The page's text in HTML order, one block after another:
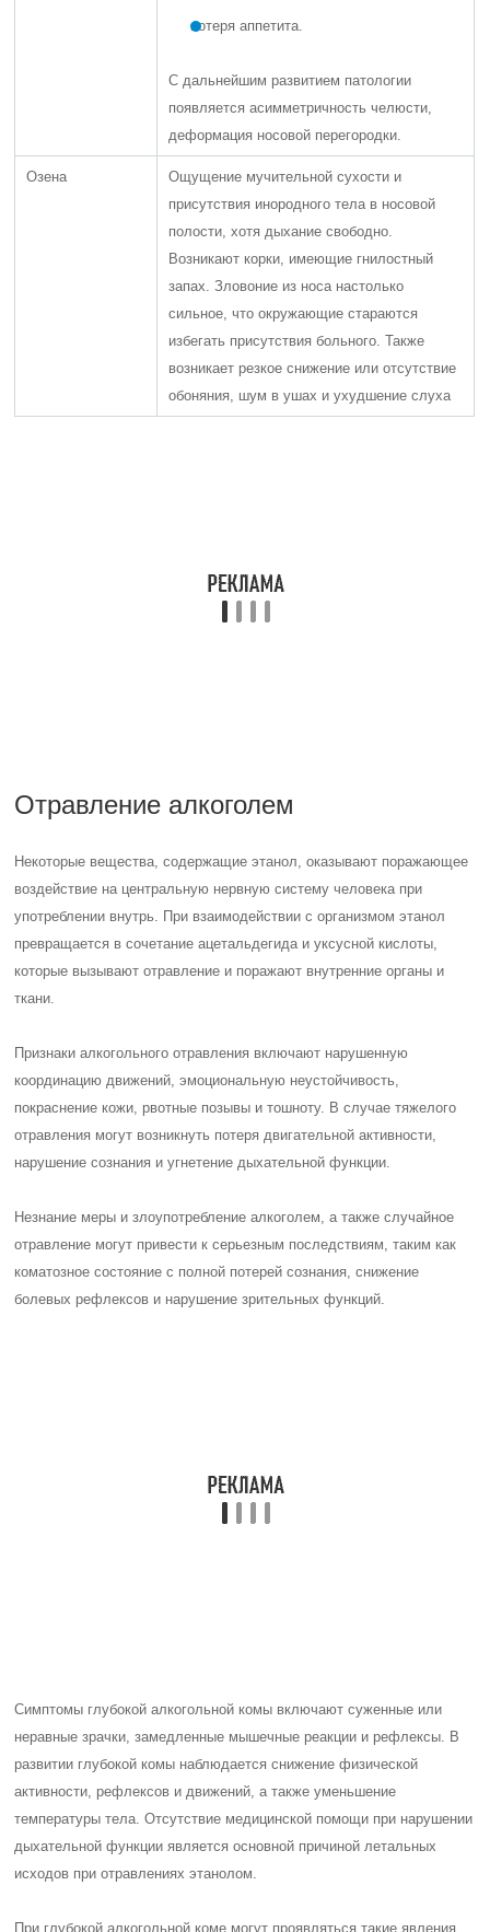
потеря аппетита.
С дальнейшим развитием патологии
появляется асимметричность челюсти,
деформация носовой перегородки.
Озена
Ощущение мучительной сухости и
присутствия инородного тела в носовой
полости, хотя дыхание свободно.
Возникают корки, имеющие гнилостный
запах. Зловоние из носа настолько
сильное, что окружающие стараются
избегать присутствия больного. Также
возникает резкое снижение или отсутствие
обоняния, шум в ушах и ухудшение слуха
Отравление алкоголем
Некоторые вещества, содержащие этанол, оказывают поражающее
воздействие на центральную нервную систему человека при
употреблении внутрь. При взаимодействии с организмом этанол
превращается в сочетание ацетальдегида и уксусной кислоты,
которые вызывают отравление и поражают внутренние органы и
ткани.
Признаки алкогольного отравления включают нарушенную
координацию движений, эмоциональную неустойчивость,
покраснение кожи, рвотные позывы и тошноту. В случае тяжелого
отравления могут возникнуть потеря двигательной активности,
нарушение сознания и угнетение дыхательной функции.
Незнание меры и злоупотребление алкоголем, а также случайное
отравление могут привести к серьезным последствиям, таким как
коматозное состояние с полной потерей сознания, снижение
болевых рефлексов и нарушение зрительных функций.
Симптомы глубокой алкогольной комы включают суженные или
неравные зрачки, замедленные мышечные реакции и рефлексы. В
развитии глубокой комы наблюдается снижение физической
активности, рефлексов и движений, а также уменьшение
температуры тела. Отсутствие медицинской помощи при нарушении
дыхательной функции является основной причиной летальных
исходов при отравлениях этанолом.
При глубокой алкогольной коме могут проявляться такие явления,